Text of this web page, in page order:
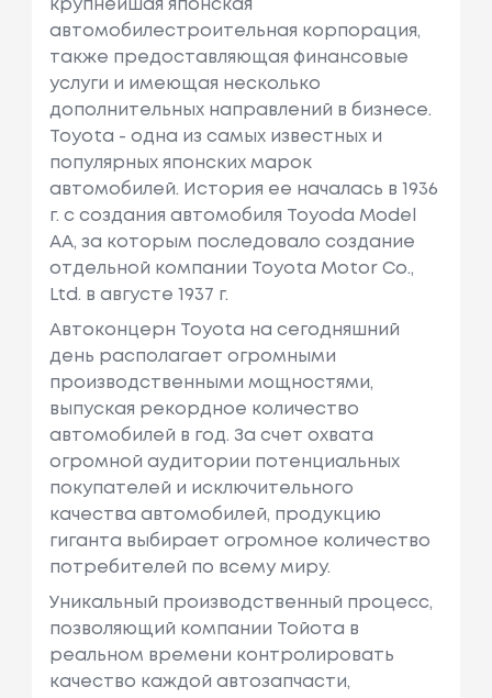
крупнейшая японская
автомобилестроительная корпорация,
также предоставляющая финансовые
услуги и имеющая несколько
дополнительных направлений в бизнесе.
Toyota - одна из самых известных и
популярных японских марок
автомобилей. История ее началась в 1936
г. с создания автомобиля Toyoda Model
AA, за которым последовало создание
отдельной компании Toyota Motor Co.,
Ltd. в августе 1937 г.
Автоконцерн Toyota на сегодняшний
день располагает огромными
производственными мощностями,
выпуская рекордное количество
автомобилей в год. За счет охвата
огромной аудитории потенциальных
покупателей и исключительного
качества автомобилей, продукцию
гиганта выбирает огромное количество
потребителей по всему миру.
Уникальный производственный процесс,
позволяющий компании Тойота в
реальном времени контролировать
качество каждой автозапчасти,